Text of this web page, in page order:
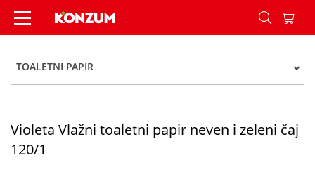
Violeta Vlažni toaletni papir neven i zeleni čaj
TOALETNI PAPIR
Violeta Vlažni toaletni papir neven i zeleni čaj
120/1